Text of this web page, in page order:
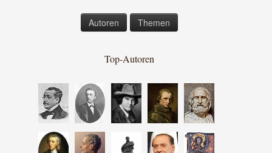
Autoren Themen
Top-Autoren